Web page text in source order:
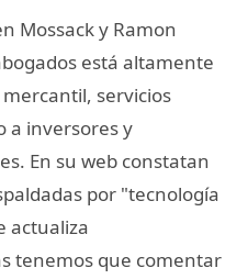
Mossack y Ramon
está altamente
servicios
a inversores y
En su web constatan
por "tecnología
actualiza
tenemos que comentar